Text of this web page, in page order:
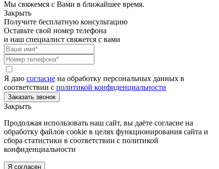
Мы свяжемся с Вами в ближайшее время.
Закрыть
Получите бесплатную консультацию
Оставьте свой номер телефона
и наш специалист свяжется с вами
Я даю согласие на обработку персональных данных в
соответствии с политикой конфиденциальности
Закрыть
Продолжая использовать наш сайт, вы даёте согласие на
обработку файлов cookie в целях функционирования сайта и
сбора статистики в соответствии с политикой
конфиденциальности
Я согласен